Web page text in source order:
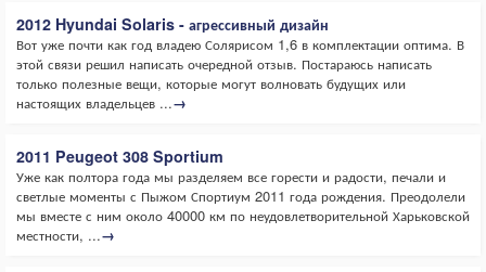
2012 Hyundai Solaris - агрессивный дизайн
Вот уже почти как год владею Солярисом 1,6 в комплектации оптима. В
этой связи решил написать очередной отзыв. Постараюсь написать
только полезные вещи, которые могут волновать будущих или
настоящих владельцев ...→
2011 Peugeot 308 Sportium
Уже как полтора года мы разделяем все горести и радости, печали и
светлые моменты с Пыжом Спортиум 2011 года рождения. Преодолели
мы вместе с ним около 40000 км по неудовлетворительной Харьковской
местности, ...→